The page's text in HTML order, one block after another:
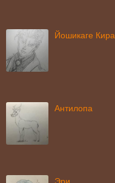
Йошикаге Кира
Антилопа